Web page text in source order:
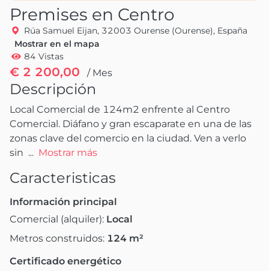
Premises en Centro
Rúa Samuel Eijan, 32003 Ourense (Ourense), España
Mostrar en el mapa
84 Vistas
€ 2 200,00 / Mes
Descripción
Local Comercial de 124m2 enfrente al Centro
Comercial. Diáfano y gran escaparate en una de las
zonas clave del comercio en la ciudad. Ven a verlo
sin ... Mostrar más
Caracteristicas
Información principal
Comercial (alquiler): Local
Metros construidos: 124 m²
Certificado energético